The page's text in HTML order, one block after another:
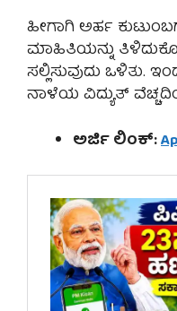
ಹೀಗಾಗಿ ಅರ್ಹ
ಮಾಹಿತಿಯನ್ನು
ಸಲ್ಲಿಸುವುದು ಒಳಿತು.
ನಾಳೆಯ ವಿದ್ಯುತ್
ಅರ್ಜಿ ಲಿಂಕ್: